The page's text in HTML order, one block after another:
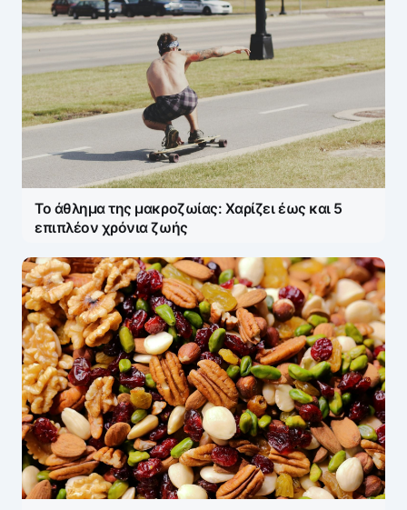
Το άθλημα της μακροζωίας: Χαρίζει έως και 5
επιπλέον χρόνια ζωής